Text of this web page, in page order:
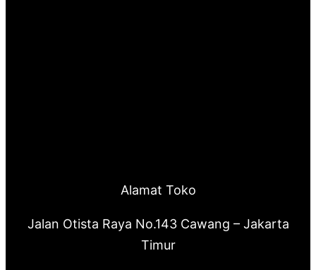
Alamat Toko
Jalan Otista Raya No.143 Cawang – Jakarta
Timur